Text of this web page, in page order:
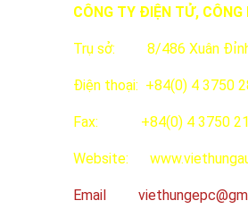
CÔNG TY ĐIỆN TỬ, CÔNG
Trụ sở: 8/486 Xuân Đỉnh,
Điện thoại: +84(0) 4 3750
Fax: +84(0) 4 3750
Website:
Email